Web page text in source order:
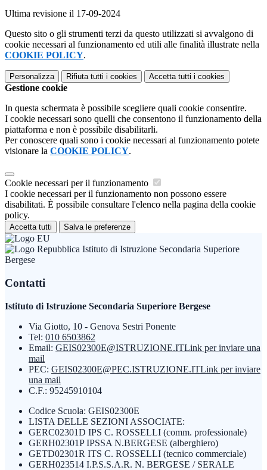
Ultima revisione il 17-09-2024
Questo sito o gli strumenti terzi da questo utilizzati si avvalgono di
cookie necessari al funzionamento ed utili alle finalità illustrate nella
COOKIE POLICY.
Personalizza Rifiuta tutti i cookies Accetta tutti i cookies
Gestione cookie
In questa schermata è possibile scegliere quali cookie consentire.
I cookie necessari sono quelli che consentono il funzionamento della
piattaforma e non è possibile disabilitarli.
Per conoscere quali sono i cookie necessari al funzionamento potete
visionare la COOKIE POLICY.
Cookie necessari per il funzionamento
I cookie necessari per il funzionamento non possono essere
disabilitati. È possibile consultare l'elenco nella pagina della cookie
policy.
Accetta tutti Salva le preferenze
Istituto di Istruzione Secondaria Superiore
Bergese
Contatti
Istituto di Istruzione Secondaria Superiore Bergese
Via Giotto, 10 - Genova Sestri Ponente
Tel: 010 6503862
Email: GEIS02300E@ISTRUZIONE.ITLink per inviare una
mail
PEC: GEIS02300E@PEC.ISTRUZIONE.ITLink per inviare
una mail
C.F.: 95245910104
Codice Scuola: GEIS02300E
LISTA DELLE SEZIONI ASSOCIATE:
GERC02301D IPS C. ROSSELLI (comm. professionale)
GERH02301P IPSSA N.BERGESE (alberghiero)
GETD02301R ITS C. ROSSELLI (tecnico commerciale)
GERH023514 I.P.S.S.A.R. N. BERGESE / SERALE